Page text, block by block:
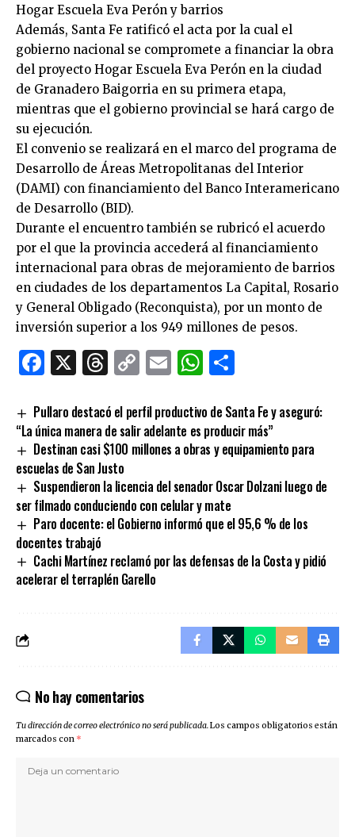
Hogar Escuela Eva Perón y barrios
Además, Santa Fe ratificó el acta por la cual el
gobierno nacional se compromete a financiar la obra
del proyecto Hogar Escuela Eva Perón en la ciudad
de Granadero Baigorria en su primera etapa,
mientras que el gobierno provincial se hará cargo de
su ejecución.
El convenio se realizará en el marco del programa de
Desarrollo de Áreas Metropolitanas del Interior
(DAMI) con financiamiento del Banco Interamericano
de Desarrollo (BID).
Durante el encuentro también se rubricó el acuerdo
por el que la provincia accederá al financiamiento
internacional para obras de mejoramiento de barrios
en ciudades de los departamentos La Capital, Rosario
y General Obligado (Reconquista), por un monto de
inversión superior a los 949 millones de pesos.
Facebook
X Threads
CopyEmailWhatsApp
Pullaro destacó el perfil productivo de Santa Fe y aseguró:
“La única manera de salir adelante es producir más”
Destinan casi $100 millones a obras y equipamiento para
escuelas de San Justo
Suspendieron la licencia del senador Oscar Dolzani luego de
ser filmado conduciendo con celular y mate
Paro docente: el Gobierno informó que el 95,6 % de los
docentes trabajó
Cachi Martínez reclamó por las defensas de la Costa y pidió
acelerar el terraplén Garello
No hay comentarios
Tu dirección de correo electrónico no será publicada.Los campos obligatorios están
marcados con *